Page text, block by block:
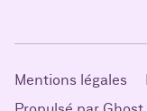
Mentions légales